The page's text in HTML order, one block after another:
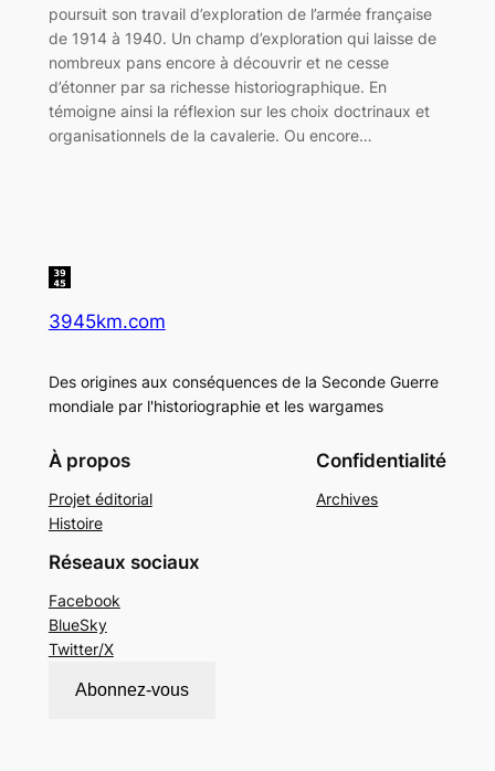
poursuit son travail d’exploration de l’armée française
de 1914 à 1940. Un champ d’exploration qui laisse de
nombreux pans encore à découvrir et ne cesse
d’étonner par sa richesse historiographique. En
témoigne ainsi la réflexion sur les choix doctrinaux et
organisationnels de la cavalerie. Ou encore…
3945km.com
Des origines aux conséquences de la Seconde Guerre
mondiale par l'historiographie et les wargames
À propos
Projet éditorial
Histoire
Confidentialité
Archives
Réseaux sociaux
Facebook
BlueSky
Twitter/X
Abonnez-vous